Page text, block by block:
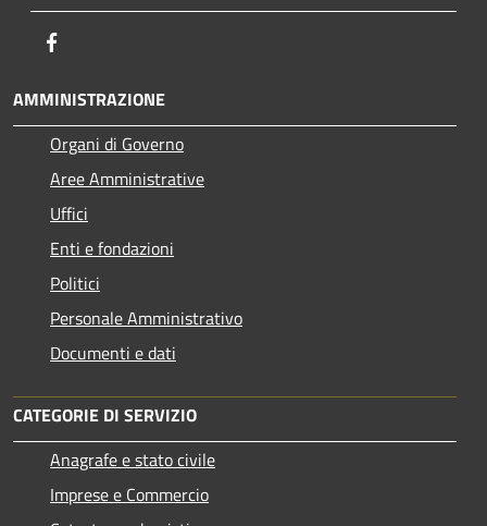
AMMINISTRAZIONE
Organi di Governo
Aree Amministrative
Uffici
Enti e fondazioni
Politici
Personale Amministrativo
Documenti e dati
CATEGORIE DI SERVIZIO
Anagrafe e stato civile
Imprese e Commercio